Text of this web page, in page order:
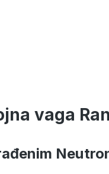
vaga